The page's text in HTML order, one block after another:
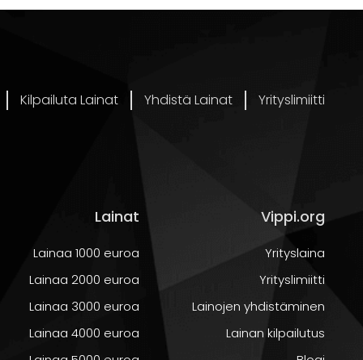
18-
Lainat
Lainaa 1000 euroa
Lainaa 2000 euroa
Lainaa 3000 euroa
Lainaa 4000 euroa
Vippi.org
Yrityslaina
Yrityslimiitti
Lainojen yhdistäminen
Lainan kilpailutus
Kilpailuta Lainat Yhdistä Lainat Yrityslimiitti